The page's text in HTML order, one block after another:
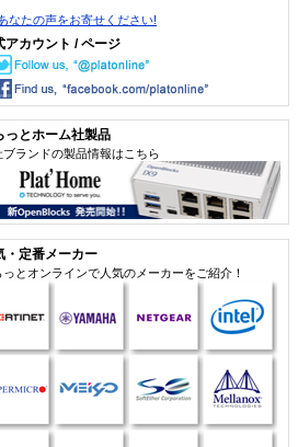
なたの声をお寄せください!
アカウント / ページ
っとホーム社製品
ブランドの製品情報はこちら
・定番メーカー
っとオンラインで人気のメーカーをご紹介！